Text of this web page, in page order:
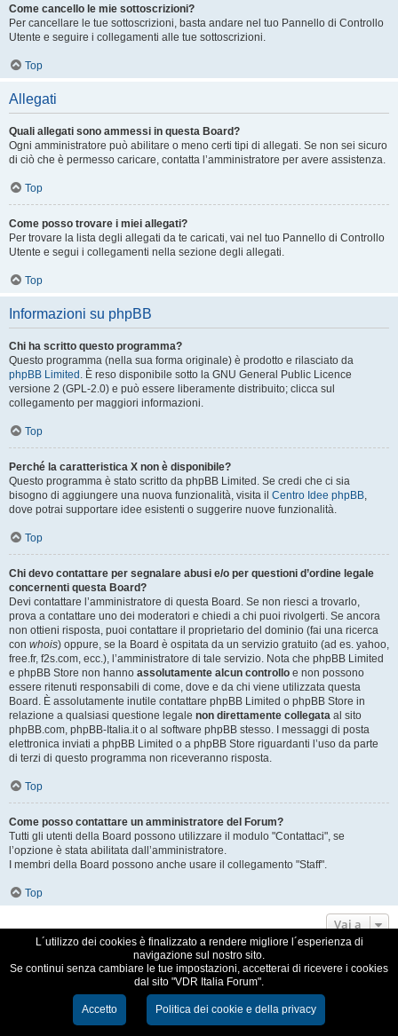
Come cancello le mie sottoscrizioni?
Per cancellare le tue sottoscrizioni, basta andare nel tuo Pannello di Controllo
Utente e seguire i collegamenti alle tue sottoscrizioni.
Top
Allegati
Quali allegati sono ammessi in questa Board?
Ogni amministratore può abilitare o meno certi tipi di allegati. Se non sei sicuro
di ciò che è permesso caricare, contatta l’amministratore per avere assistenza.
Top
Come posso trovare i miei allegati?
Per trovare la lista degli allegati da te caricati, vai nel tuo Pannello di Controllo
Utente e segui i collegamenti nella sezione degli allegati.
Top
Informazioni su phpBB
Chi ha scritto questo programma?
Questo programma (nella sua forma originale) è prodotto e rilasciato da
phpBB Limited . È reso disponibile sotto la GNU General Public Licence
versione 2 (GPL-2.0) e può essere liberamente distribuito; clicca sul
collegamento per maggiori informazioni.
Top
Perché la caratteristica X non è disponibile?
Questo programma è stato scritto da phpBB Limited. Se credi che ci sia
bisogno di aggiungere una nuova funzionalità, visita il Centro Idee phpBB,
dove potrai supportare idee esistenti o suggerire nuove funzionalità.
Top
Chi devo contattare per segnalare abusi e/o per questioni d’ordine legale
concernenti questa Board?
Devi contattare l’amministratore di questa Board. Se non riesci a trovarlo,
prova a contattare uno dei moderatori e chiedi a chi puoi rivolgerti. Se ancora
non ottieni risposta, puoi contattare il proprietario del dominio (fai una ricerca
con whois) oppure, se la Board è ospitata da un servizio gratuito (ad es. yahoo,
free.fr, f2s.com, ecc.), l’amministratore di tale servizio. Nota che phpBB Limited
e phpBB Store non hanno assolutamente alcun controllo e non possono
essere ritenuti responsabili di come, dove e da chi viene utilizzata questa
Board. È assolutamente inutile contattare phpBB Limited o phpBB Store in
relazione a qualsiasi questione legale non direttamente collegata al sito
phpBB.com, phpBB-Italia.it o al software phpBB stesso. I messaggi di posta
elettronica inviati a phpBB Limited o a phpBB Store riguardanti l’uso da parte
di terzi di questo programma non riceveranno risposta.
Top
Come posso contattare un amministratore del Forum?
Tutti gli utenti della Board possono utilizzare il modulo "Contattaci", se
l’opzione è stata abilitata dall’amministratore.
I membri della Board possono anche usare il collegamento "Staff".
Top
Vai a
VDR Italia, comunità italiana utilizzatori VDR
Traduzione Italiana phpBB-Italia.it
Cookie e Privacy
L´utilizzo dei cookies è finalizzato a rendere migliore l´esperienza di
navigazione sul nostro sito.
Se continui senza cambiare le tue impostazioni, accetterai di ricevere i cookies
dal sito "VDR Italia Forum".
Accetto Politica dei cookie e della privacy